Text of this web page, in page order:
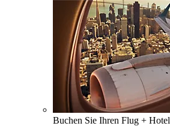
Buchen Sie Ihren Flug + Hotel